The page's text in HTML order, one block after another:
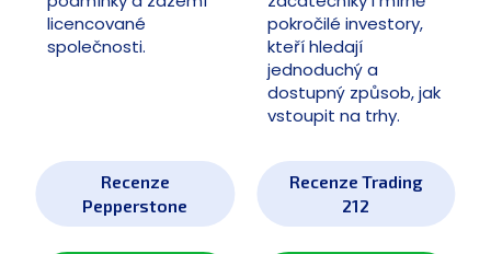
licencované
společnosti.
pokročilé investory,
kteří hledají
jednoduchý a
dostupný způsob, jak
vstoupit na trhy.
Recenze
Pepperstone
Recenze Trading
212